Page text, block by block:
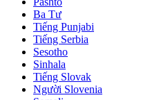
Ba Tư
Tiếng Punjabi
Tiếng Serbia
Sesotho
Sinhala
Tiếng Slovak
Người Slovenia